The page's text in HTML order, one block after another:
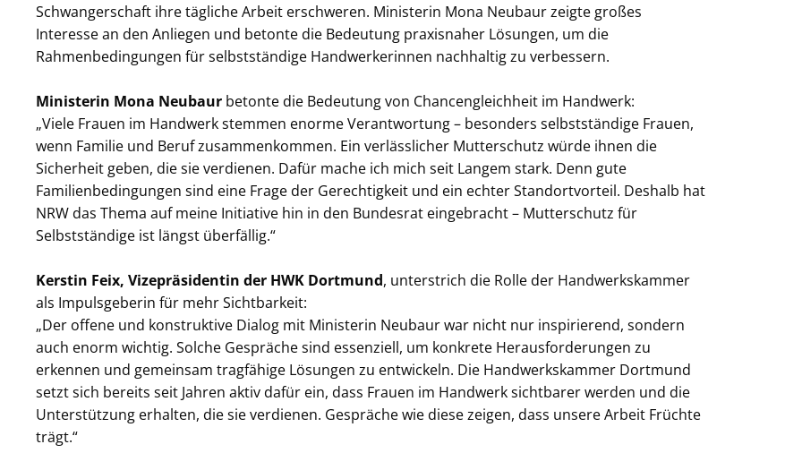
Schwangerschaft ihre tägliche Arbeit erschweren. Ministerin Mona Neubaur zeigte großes
Interesse an den Anliegen und betonte die Bedeutung praxisnaher Lösungen, um die
Rahmenbedingungen für selbstständige Handwerkerinnen nachhaltig zu verbessern.
Ministerin Mona Neubaur betonte die Bedeutung von Chancengleichheit im Handwerk:
„Viele Frauen im Handwerk stemmen enorme Verantwortung – besonders selbstständige Frauen,
wenn Familie und Beruf zusammenkommen. Ein verlässlicher Mutterschutz würde ihnen die
Sicherheit geben, die sie verdienen. Dafür mache ich mich seit Langem stark. Denn gute
Familienbedingungen sind eine Frage der Gerechtigkeit und ein echter Standortvorteil. Deshalb hat
NRW das Thema auf meine Initiative hin in den Bundesrat eingebracht – Mutterschutz für
Selbstständige ist längst überfällig.“
Kerstin Feix, Vizepräsidentin der HWK Dortmund, unterstrich die Rolle der Handwerkskammer
als Impulsgeberin für mehr Sichtbarkeit:
„Der offene und konstruktive Dialog mit Ministerin Neubaur war nicht nur inspirierend, sondern
auch enorm wichtig. Solche Gespräche sind essenziell, um konkrete Herausforderungen zu
erkennen und gemeinsam tragfähige Lösungen zu entwickeln. Die Handwerkskammer Dortmund
setzt sich bereits seit Jahren aktiv dafür ein, dass Frauen im Handwerk sichtbarer werden und die
Unterstützung erhalten, die sie verdienen. Gespräche wie diese zeigen, dass unsere Arbeit Früchte
trägt.“